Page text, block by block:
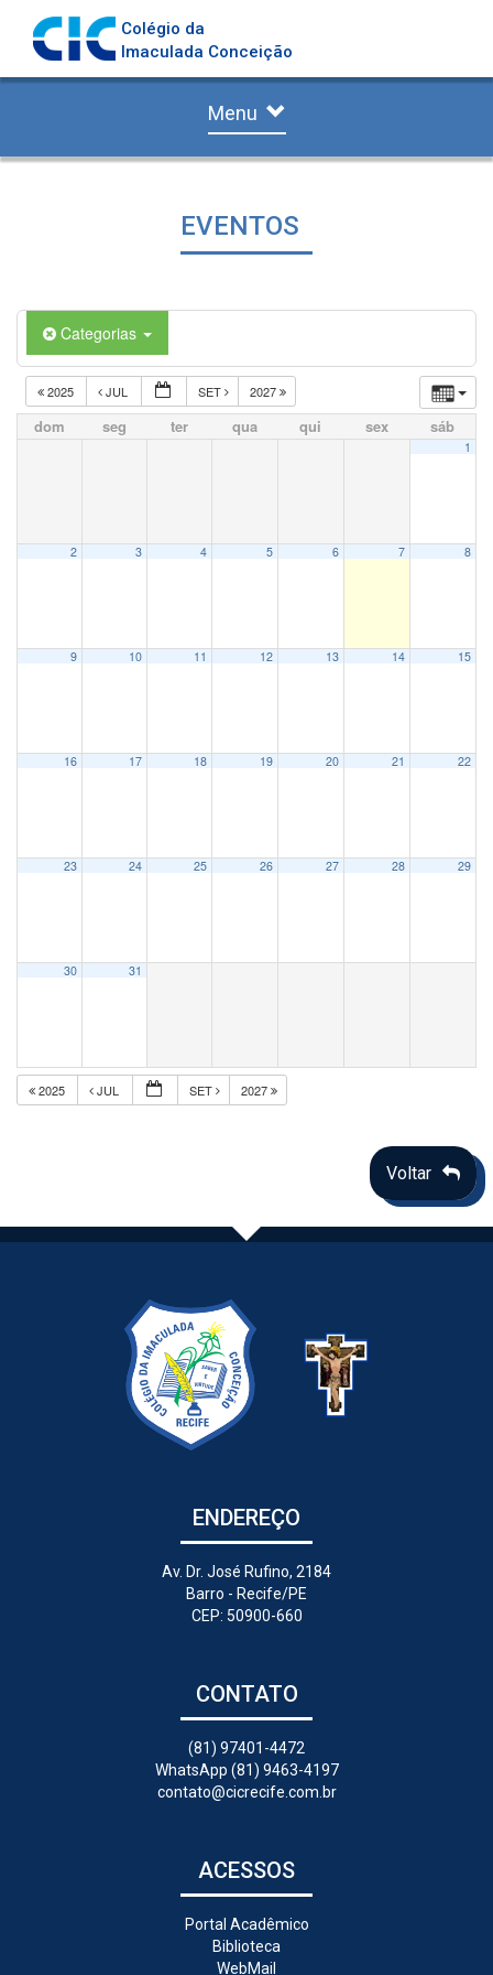
Colégio da
Imaculada Conceição
Menu
EVENTOS
Categorias
2025 JUL SET 2027
dom seg ter qua qui sex sáb
1
2 3 4 5 6 7 8
9 10 11 12 13 14 15
16 17 18 19 20 21 22
23 24 25 26 27 28 29
30 31
2025 JUL SET 2027
Voltar
ENDEREÇO
Av. Dr. José Rufino, 2184
Barro - Recife/PE
CEP: 50900-660
CONTATO
(81) 97401-4472
WhatsApp (81) 9463-4197
contato@cicrecife.com.br
ACESSOS
Portal Acadêmico
Biblioteca
WebMail